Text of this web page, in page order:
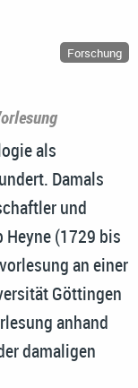
Forschung
als
Damals
und
(1729 bis
an einer
Göttingen
anhand
damaligen